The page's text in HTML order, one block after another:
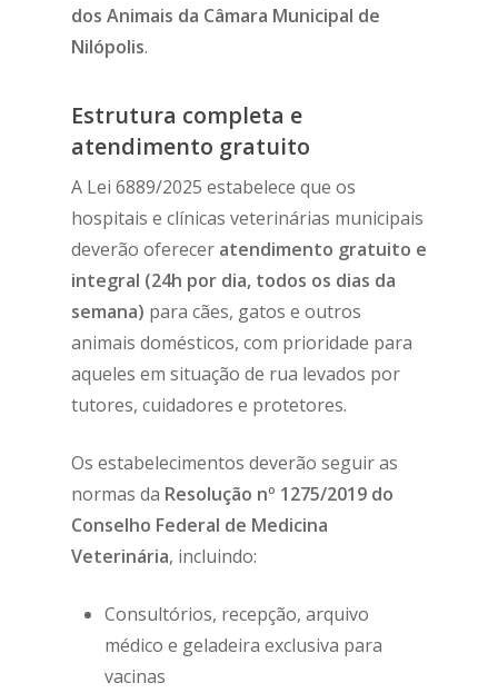
dos Animais da Câmara Municipal de
Nilópolis.
Estrutura completa e
atendimento gratuito
A Lei 6889/2025 estabelece que os
hospitais e clínicas veterinárias municipais
deverão oferecer atendimento gratuito e
integral (24h por dia, todos os dias da
semana) para cães, gatos e outros
animais domésticos, com prioridade para
aqueles em situação de rua levados por
tutores, cuidadores e protetores.
Os estabelecimentos deverão seguir as
normas da Resolução nº 1275/2019 do
Conselho Federal de Medicina
Veterinária, incluindo:
Consultórios, recepção, arquivo
médico e geladeira exclusiva para
vacinas